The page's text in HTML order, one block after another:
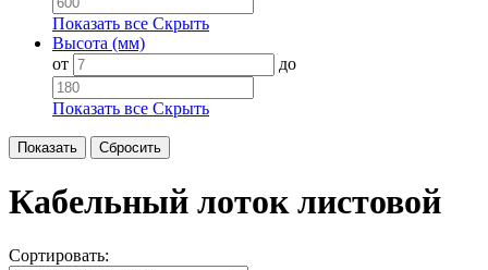
Показать все Скрыть
Высота (мм)
от
до
Показать все Скрыть
Кабельный лоток листовой
Сортировать: